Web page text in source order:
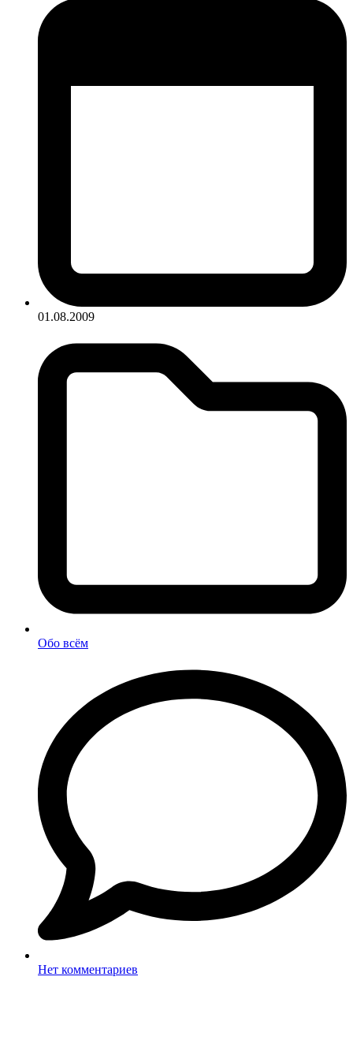
01.08.2009
Обо всём
Нет комментариев